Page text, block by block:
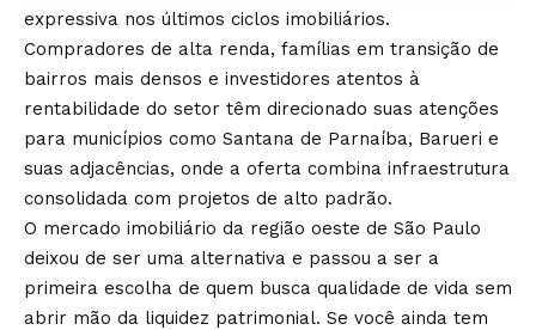
expressiva nos últimos ciclos imobiliários.
Compradores de alta renda, famílias em transição de
bairros mais densos e investidores atentos à
rentabilidade do setor têm direcionado suas atenções
para municípios como Santana de Parnaíba, Barueri e
suas adjacências, onde a oferta combina infraestrutura
consolidada com projetos de alto padrão.
O mercado imobiliário da região oeste de São Paulo
deixou de ser uma alternativa e passou a ser a
primeira escolha de quem busca qualidade de vida sem
abrir mão da liquidez patrimonial. Se você ainda tem